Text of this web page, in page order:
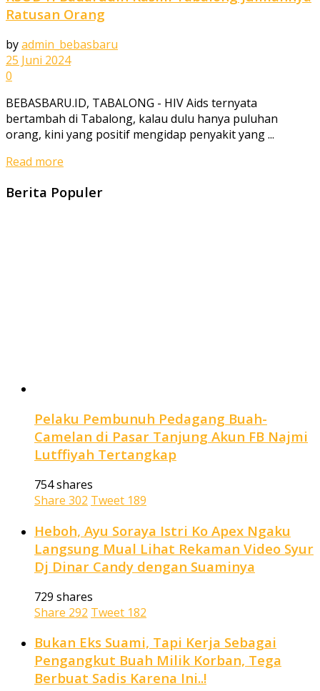
Ratusan Orang
byadmin_bebasbaru
25 Juni 2024
0
BEBASBARU.ID, TABALONG - HIV Aids ternyata
bertambah di Tabalong, kalau dulu hanya puluhan
orang, kini yang positif mengidap penyakit yang ...
Read more
Berita Populer
Pelaku Pembunuh Pedagang Buah-
Camelan di Pasar Tanjung Akun FB Najmi
Lutffiyah Tertangkap
754 shares
Share 302 Tweet 189
Heboh, Ayu Soraya Istri Ko Apex Ngaku
Langsung Mual Lihat Rekaman Video Syur
Dj Dinar Candy dengan Suaminya
729 shares
Share 292 Tweet 182
Bukan Eks Suami, Tapi Kerja Sebagai
Pengangkut Buah Milik Korban, Tega
Berbuat Sadis Karena Ini..!